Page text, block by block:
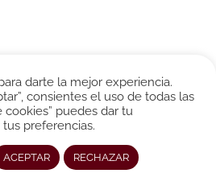
darte la mejor experiencia.
consientes el uso de todas las
cookies” puedes dar tu
preferencias.
ACEPTAR RECHAZAR